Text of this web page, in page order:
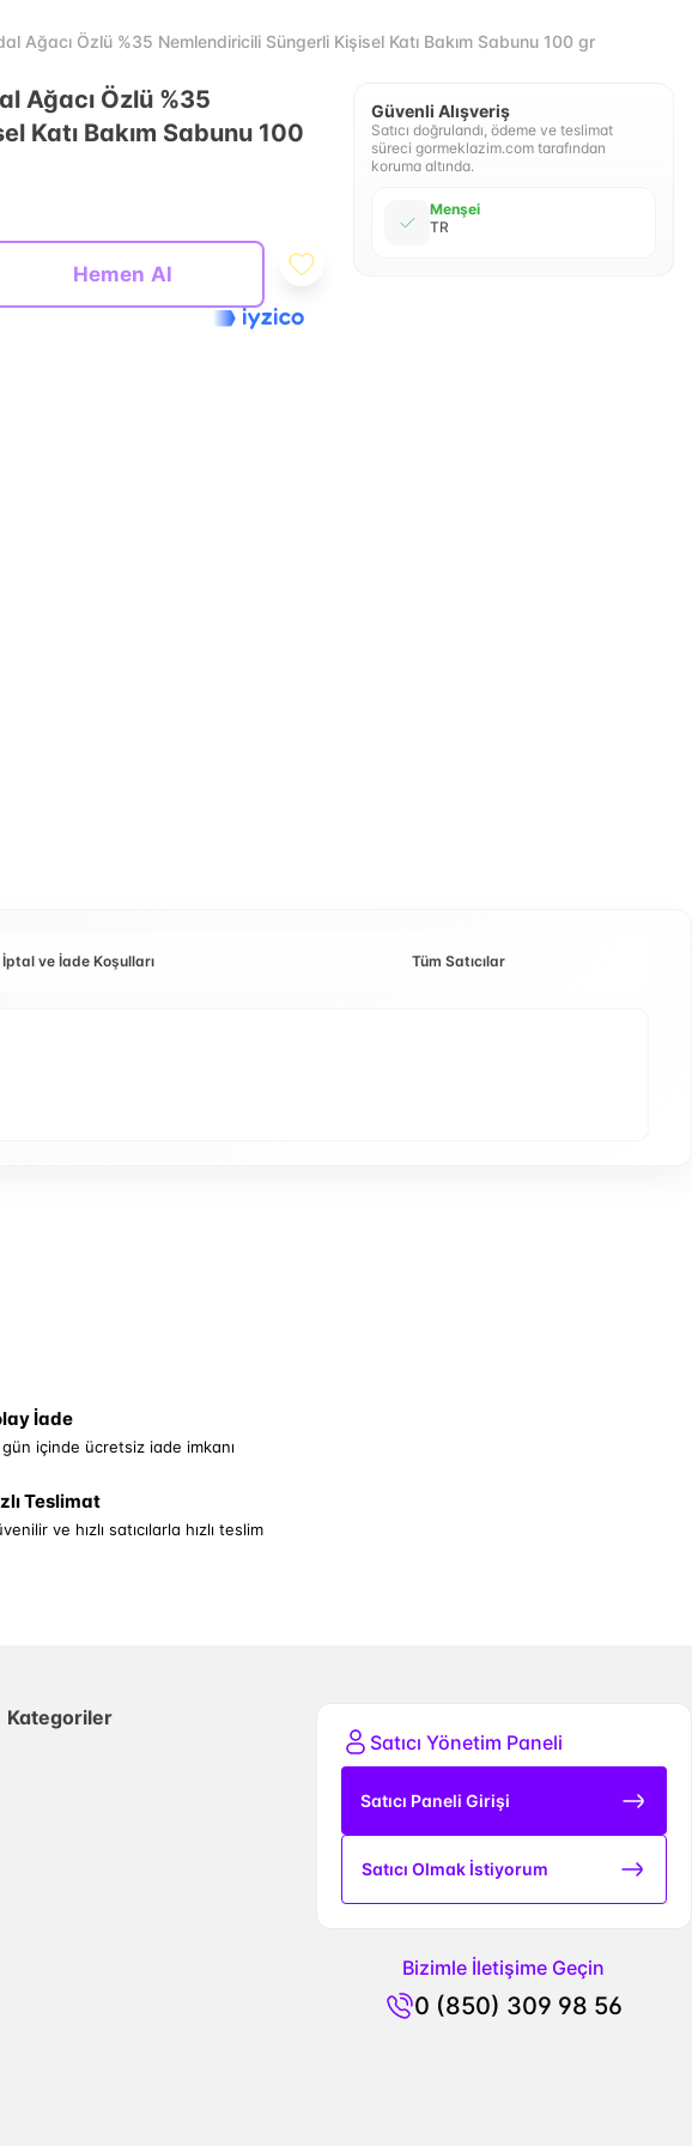
Ağacı Özlü %35 Nemlendiricili Süngerli Kişisel Katı Bakım Sabunu 100 gr
Ağacı Özlü %35
Katı Bakım Sabunu 100
Hemen Al
Güvenli Alışveriş
Satıcı doğrulandı, ödeme ve teslimat
süreci gormeklazim.com tarafından
koruma altında.
Menşei
TR
İptal ve İade Koşulları Tüm Satıcılar
İade
gün içinde ücretsiz iade imkanı
Teslimat
ve hızlı satıcılarla hızlı teslim
Kategoriler
Satıcı Yönetim Paneli
Satıcı Paneli Girişi
Satıcı Olmak İstiyorum
Bizimle İletişime Geçin
0 (850) 309 98 56